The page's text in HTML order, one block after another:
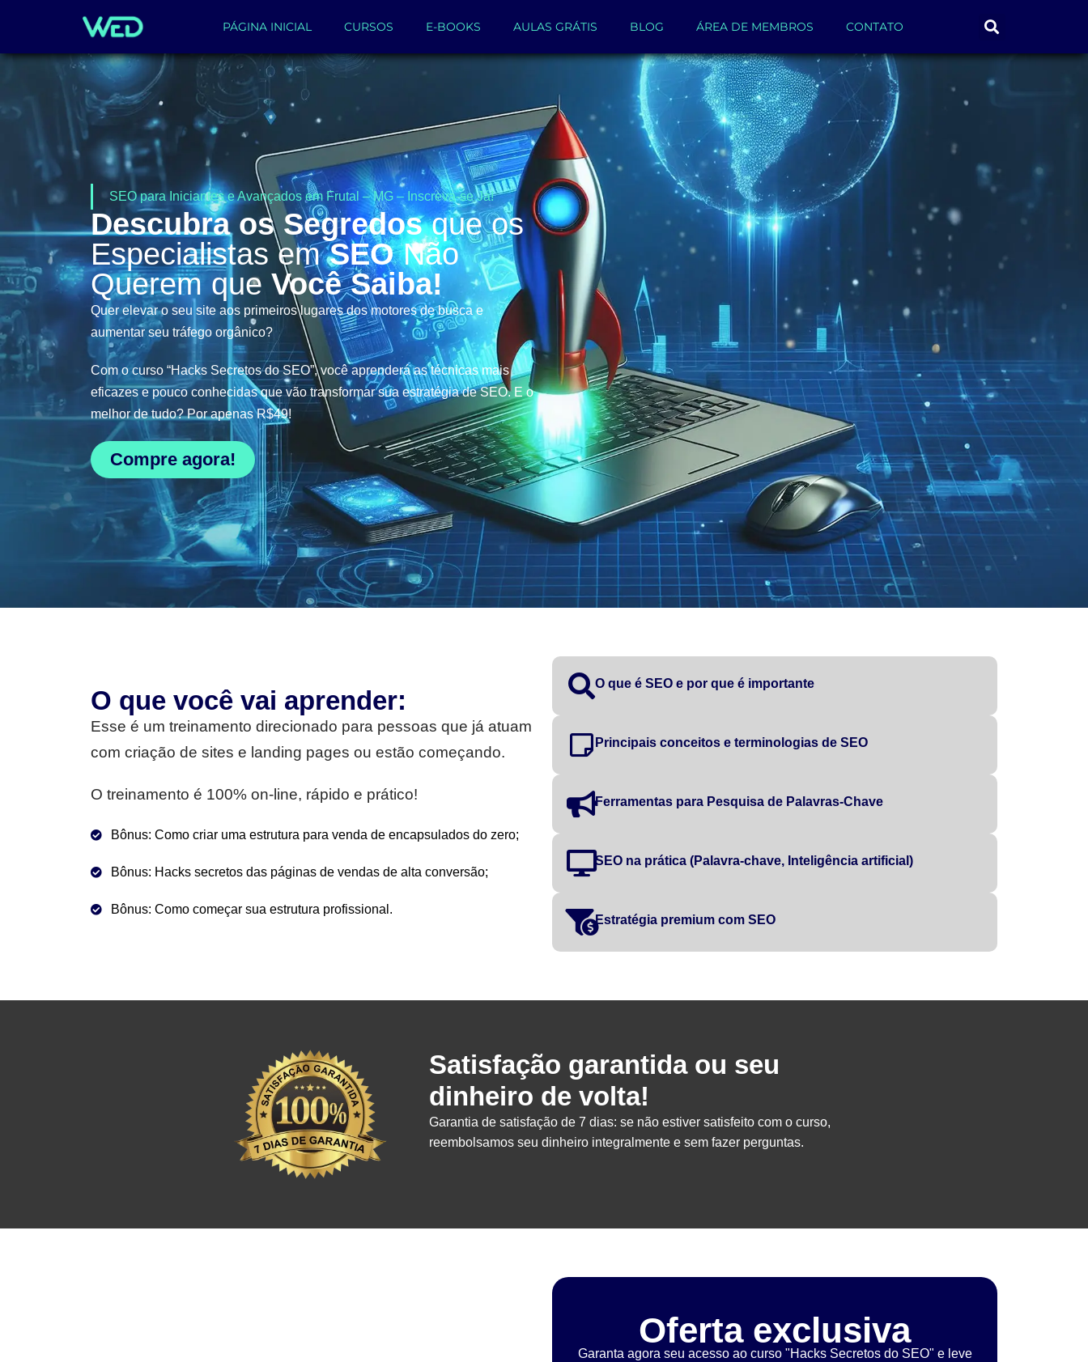
PÁGINA INICIAL CURSOS E-BOOKS AULAS GRÁTIS BLOG ÁREA DE MEMBROS CONTATO
SEO para Iniciantes e Avançados em Frutal – MG – Inscreva-se Já!
Descubra os Segredosque os
Especialistas emSEONão
Querem que Você Saiba!
Quer elevar o seu site aos primeiros lugares dos motores de busca e
aumentar seu tráfego orgânico?
Com o curso “Hacks Secretos do SEO”, você aprenderá as técnicas mais
eficazes e pouco conhecidas que vão transformar sua estratégia de SEO. E o
melhor de tudo? Por apenas R$49!
Compre agora!
O que você vai aprender:
Esse é um treinamento direcionado para pessoas que já atuam
com criação de sites e landing pages ou estão começando.
O treinamento é 100% on-line, rápido e prático!
Bônus: Como criar uma estrutura para venda de encapsulados do zero;
Bônus: Hacks secretos das páginas de vendas de alta conversão;
Bônus: Como começar sua estrutura profissional.
O que é SEO e por que é importante
Principais conceitos e terminologias de SEO
Ferramentas para Pesquisa de Palavras-Chave
SEO na prática (Palavra-chave, Inteligência artificial)
Estratégia premium com SEO
Satisfação garantida ou seu
dinheiro de volta!
Garantia de satisfação de 7 dias: se não estiver satisfeito com o curso,
reembolsamos seu dinheiro integralmente e sem fazer perguntas.
Oferta exclusiva
Garanta agora seu acesso ao curso "Hacks Secretos do SEO" e leve